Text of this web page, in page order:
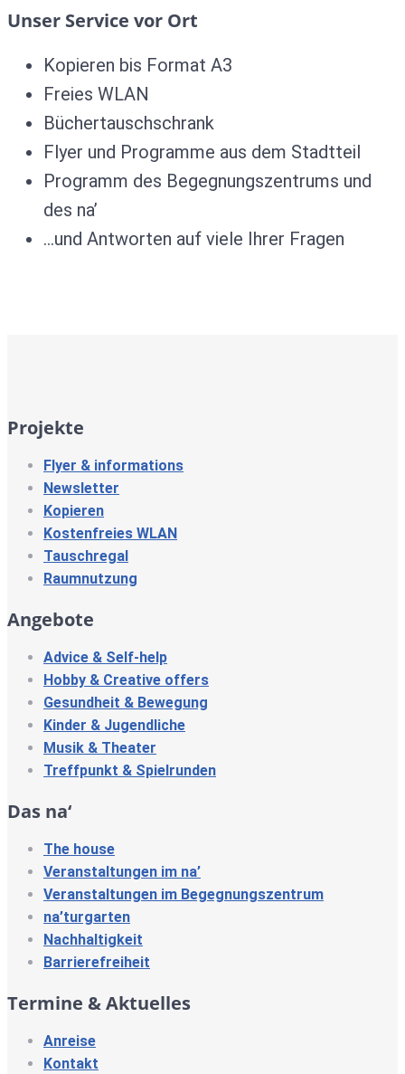
Unser Service vor Ort
Kopieren bis Format A3
Freies WLAN
Büchertauschschrank
Flyer und Programme aus dem Stadtteil
Programm des Begegnungszentrums und
des na’
…und Antworten auf viele Ihrer Fragen
Projekte
Flyer & informations
Newsletter
Kopieren
Kostenfreies WLAN
Tauschregal
Raumnutzung
Angebote
Advice & Self-help
Hobby & Creative offers
Gesundheit & Bewegung
Kinder & Jugendliche
Musik & Theater
Treffpunkt & Spielrunden
Das na‘
The house
Veranstaltungen im na’
Veranstaltungen im Begegnungszentrum
na’turgarten
Nachhaltigkeit
Barrierefreiheit
Termine & Aktuelles
Anreise
Kontakt